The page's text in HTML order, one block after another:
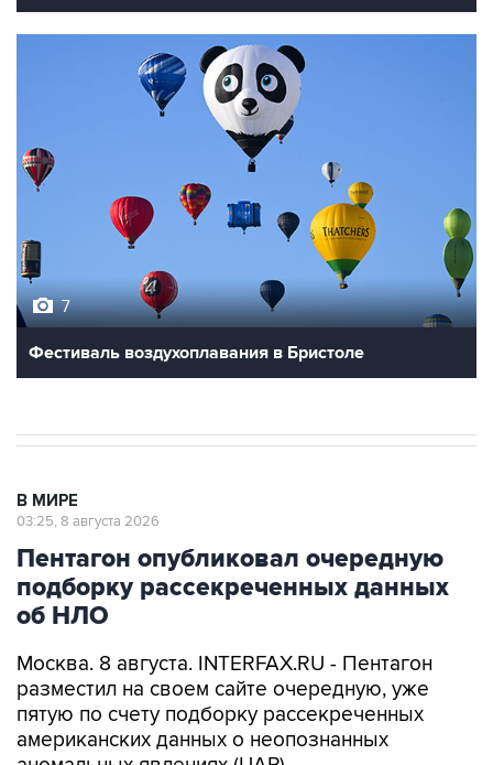
7
Фестиваль воздухоплавания в Бристоле
В МИРЕ
03:25, 8 августа 2026
Пентагон опубликовал очередную
подборку рассекреченных данных
об НЛО
Москва. 8 августа. INTERFAX.RU - Пентагон
разместил на своем сайте очередную, уже
пятую по счету подборку рассекреченных
американских данных о неопознанных